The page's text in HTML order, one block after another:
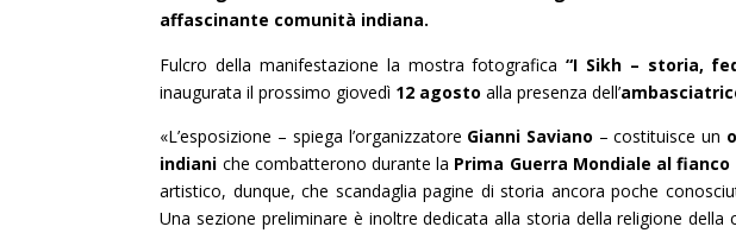
affascinante comunità indiana.
Fulcro della manifestazione la mostra fotografica“I Sikh – storia,
inaugurata il prossimo giovedì 12 agosto alla presenza dell’
«L’esposizione – spiega l’organizzatore Gianni Saviano – costituisce un
indiani che combatterono durante la Prima Guerra Mondiale al
artistico, dunque, che scandaglia pagine di storia ancora poche
Una sezione preliminare è inoltre dedicata alla storia della religione